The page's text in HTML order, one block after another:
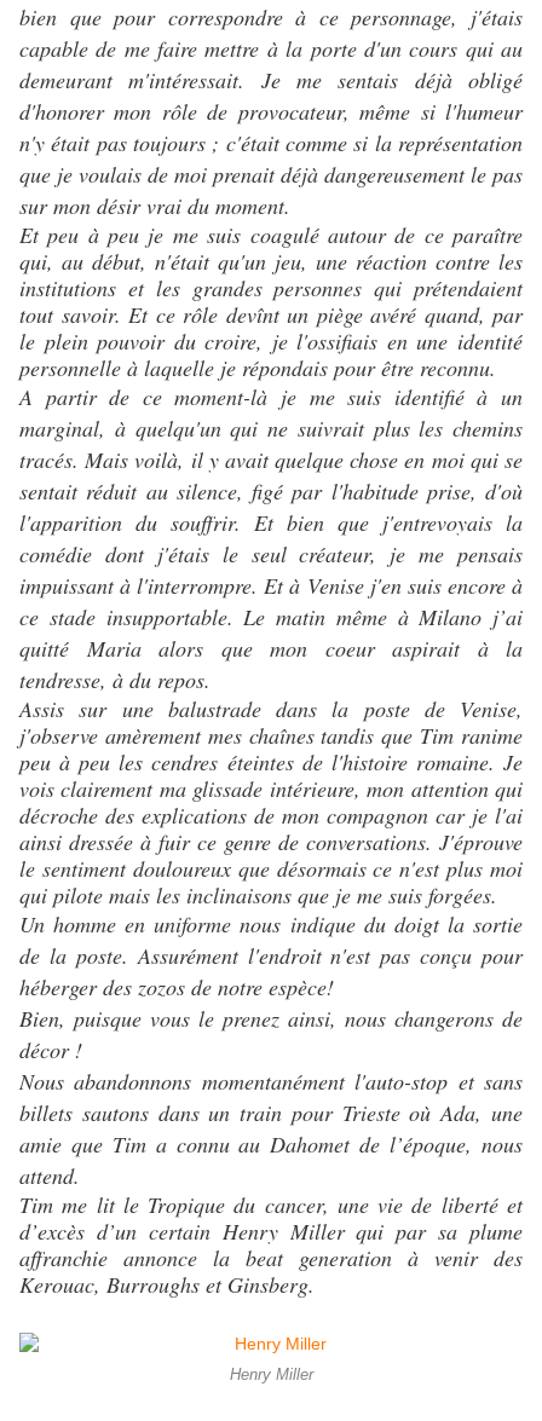
bien que pour correspondre à ce personnage, j'étais
capable de me faire mettre à la porte d'un cours qui au
demeurant m'intéressait. Je me sentais déjà obligé
d'honorer mon rôle de provocateur, même si l'humeur
n'y était pas toujours ; c'était comme si la représentation
que je voulais de moi prenait déjà dangereusement le pas
sur mon désir vrai du moment.
Et peu à peu je me suis coagulé autour de ce paraître
qui, au début, n'était qu'un jeu, une réaction contre les
institutions et les grandes personnes qui prétendaient
tout savoir. Et ce rôle devînt un piège avéré quand, par
le plein pouvoir du croire, je l'ossifiais en une identité
personnelle à laquelle je répondais pour être reconnu.
A partir de ce moment-là je me suis identifié à un
marginal, à quelqu'un qui ne suivrait plus les chemins
tracés. Mais voilà, il y avait quelque chose en moi qui se
sentait réduit au silence, figé par l'habitude prise, d'où
l'apparition du souffrir. Et bien que j'entrevoyais la
comédie dont j'étais le seul créateur, je me pensais
impuissant à l'interrompre. Et à Venise j'en suis encore à
ce stade insupportable. Le matin même à Milano j’ai
quitté Maria alors que mon coeur aspirait à la
tendresse, à du repos.
Assis sur une balustrade dans la poste de Venise,
j'observe amèrement mes chaînes tandis que Tim ranime
peu à peu les cendres éteintes de l'histoire romaine. Je
vois clairement ma glissade intérieure, mon attention qui
décroche des explications de mon compagnon car je l'ai
ainsi dressée à fuir ce genre de conversations. J'éprouve
le sentiment douloureux que désormais ce n'est plus moi
qui pilote mais les inclinaisons que je me suis forgées.
Un homme en uniforme nous indique du doigt la sortie
de la poste. Assurément l'endroit n'est pas conçu pour
héberger des zozos de notre espèce!
Bien, puisque vous le prenez ainsi, nous changerons de
décor !
Nous abandonnons momentanément l'auto-stop et sans
billets sautons dans un train pour Trieste où Ada, une
amie que Tim a connu au Dahomet de l’époque, nous
attend.
Tim me lit le Tropique du cancer, une vie de liberté et
d’excès d’un certain Henry Miller qui par sa plume
affranchie annonce la beat generation à venir des
Kerouac, Burroughs et Ginsberg.
Henry Miller